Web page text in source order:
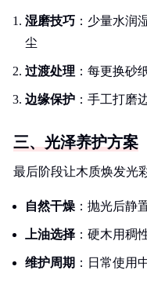
湿磨技巧 ：少量水润
尘
过渡处理 ：每更换砂
边缘保护 ：手工打磨
三、光泽养护方案
最后阶段让木质焕发光
自然干燥 ：抛光后静
上油选择 ：硬木用稠
维护周期 ：日常使用